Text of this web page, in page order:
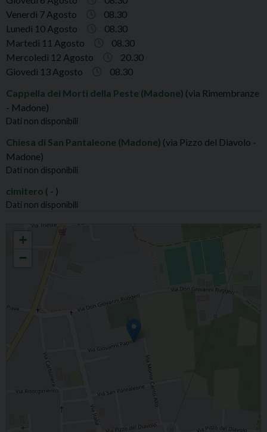
Venerdì 7 Agosto
08.30
Lunedì 10 Agosto
08.30
Martedì 11 Agosto
08.30
Mercoledì 12 Agosto
20.30
Giovedì 13 Agosto
08.30
Cappella dei Morti della Peste (Madone) (via Rimembranze
- Madone)
Dati non disponibili
Chiesa di San Pantaleone (Madone) (via Pizzo del Diavolo -
Madone)
Dati non disponibili
cimitero ( - )
Dati non disponibili
MADONE S.GIOVANNI BATTISTA
+
−